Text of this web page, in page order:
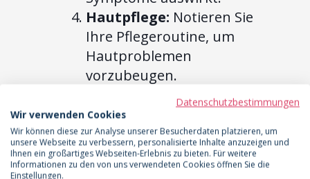
Hautpflege: Notieren Sie
Ihre Pflegeroutine, um
Hautproblemen
vorzubeugen.
Schmerztagebuch für das
Lipödemkann Ihre
subjektiven Beschwerden
Datenschutzbestimmungen
Wir verwenden Cookies
Wir können diese zur Analyse unserer Besucherdaten platzieren, um
unsere Webseite zu verbessern, personalisierte Inhalte anzuzeigen und
Ihnen ein großartiges Webseiten-Erlebnis zu bieten. Für weitere
Informationen zu den von uns verwendeten Cookies öffnen Sie die
Einstellungen.